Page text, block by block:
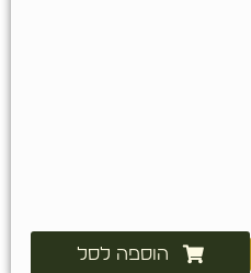
הוספה לסל